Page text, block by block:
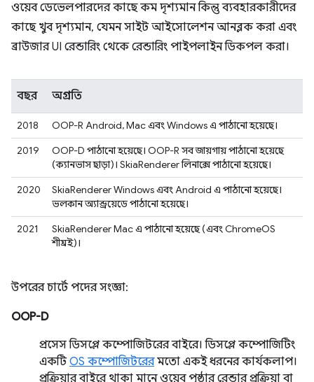
ওয়েব ডেভেলপারদের কাছে কম দৃশ্যমান কিন্তু ব্যবহারকারীদের
কাছে খুব দৃশ্যমান, যেমন সাইট আইসোলেশন আনব্লক করা এবং
ব্রাউজার UI রেন্ডারিং থেকে রেন্ডারিং পাইপলাইন ডিকপল করা।
বছর অগ্রগতি
2018
OOP-R Android, Mac এবং Windows এ পাঠানো হয়েছে।
2019
OOP-D পাঠানো হয়েছে। OOP-R সব জায়গায় পাঠানো হয়েছে
(ক্যানভাস ছাড়া)। SkiaRenderer লিনাক্সে পাঠানো হয়েছে।
2020
SkiaRenderer Windows এবং Android এ পাঠানো হয়েছে।
ভলকান অ্যান্ড্রয়েডে পাঠানো হয়েছে।
2021
SkiaRenderer Mac এ পাঠানো হয়েছে (এবং ChromeOS
শীঘ্রই)।
উপরের চার্টে পদের সংজ্ঞা:
OOP-D
প্রসেস ডিসপ্লে কম্পোজিটরের বাইরে। ডিসপ্লে কম্পোজিটিং
একটিOS কম্পোজিটরেরমতো একই ধরনের কার্যকলাপ।
প্রক্রিয়ার বাইরে থাকা মানে ওয়েব পৃষ্ঠার রেন্ডার প্রক্রিয়া বা